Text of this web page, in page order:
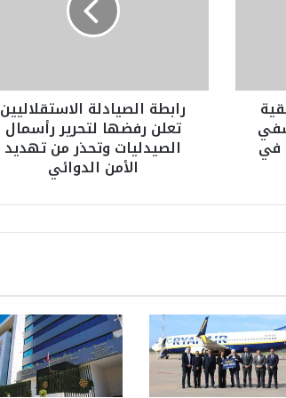
في
ي
ل
ل
ا
ل
ي
ي
ن
رابطة الصيادلة الاستقلاليين
تعلن رفضها لتحرير رأسمال
الصيدليات وتحذر من تهديد
الأمن الدوائي